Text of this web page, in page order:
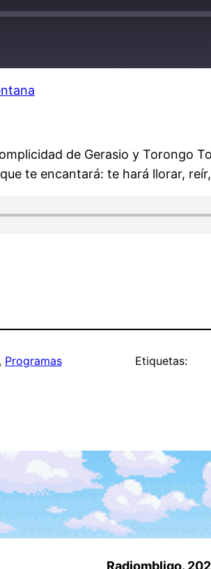
de Gerasio y Torongo
te encantará: te hará llorar,
, Programas
Etiquetas:
Radiombligo.